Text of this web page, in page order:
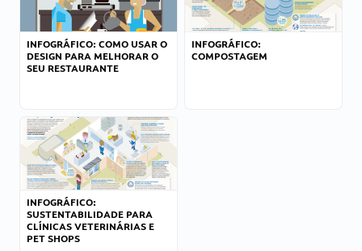
INFOGRÁFICO: COMO USAR O
DESIGN PARA MELHORAR O
SEU RESTAURANTE
INFOGRÁFICO:
COMPOSTAGEM
INFOGRÁFICO:
SUSTENTABILIDADE PARA
CLÍNICAS VETERINÁRIAS E
PET SHOPS